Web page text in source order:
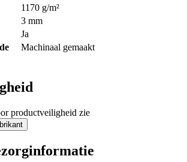
1170 g/m²
3 mm
Ja
Machinaal gemaakt
productveiligheid zie